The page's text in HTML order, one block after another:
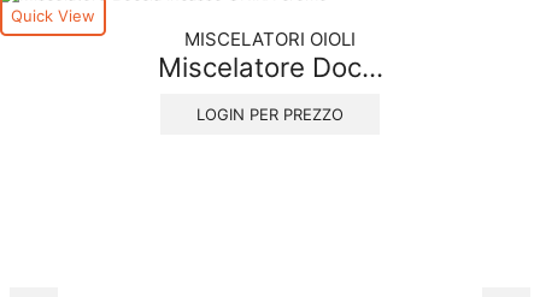
Quick View
MISCELATORI OIOLI
Miscelatore Doc...
LOGIN PER PREZZO